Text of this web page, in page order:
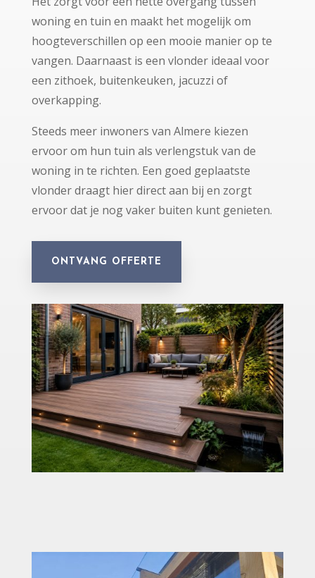
woning en tuin en maakt het mogelijk om
hoogteverschillen op een mooie manier op te
vangen. Daarnaast is een vlonder ideaal voor
een zithoek, buitenkeuken, jacuzzi of
overkapping.
Steeds meer inwoners van Almere kiezen
ervoor om hun tuin als verlengstuk van de
woning in te richten. Een goed geplaatste
vlonder draagt hier direct aan bij en zorgt
ervoor dat je nog vaker buiten kunt genieten.
ONTVANG OFFERTE